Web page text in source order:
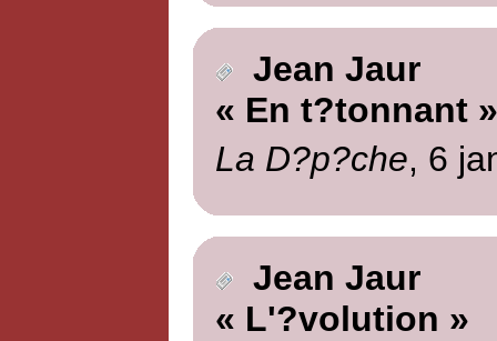
Jean Jaur
« En t?tonnant »
La D?p?che, 6
Jean Jaur
« L'?volution »